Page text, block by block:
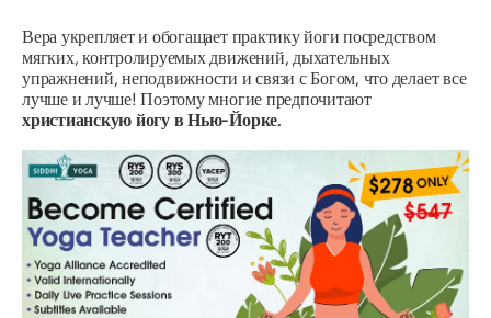
Вера укрепляет и обогащает практику йоги посредством
мягких, контролируемых движений, дыхательных
упражнений, неподвижности и связи с Богом, что делает все
лучше и лучше! Поэтому многие предпочитают
христианскую йогу в Нью-Йорке.